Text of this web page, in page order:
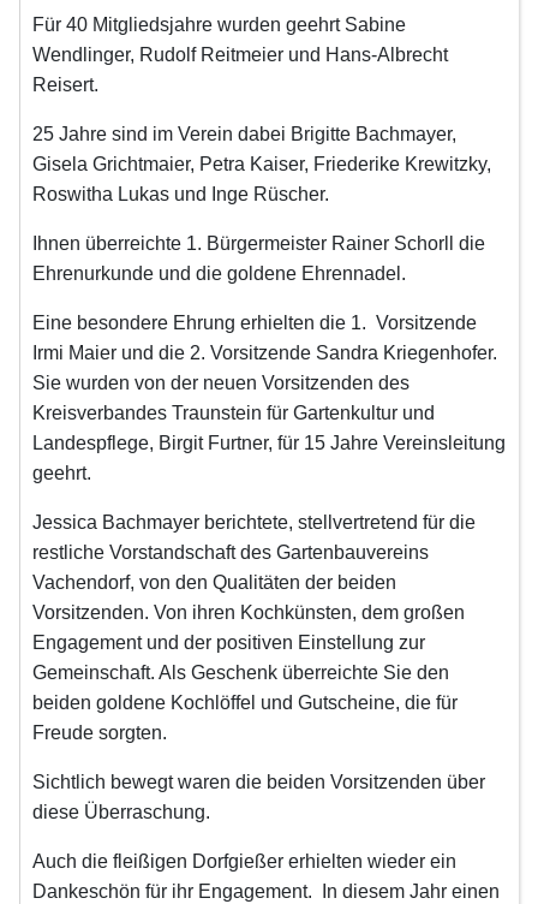
Für 40 Mitgliedsjahre wurden geehrt Sabine
Wendlinger, Rudolf Reitmeier und Hans-Albrecht
Reisert.
25 Jahre sind im Verein dabei Brigitte Bachmayer,
Gisela Grichtmaier, Petra Kaiser, Friederike Krewitzky,
Roswitha Lukas und Inge Rüscher.
Ihnen überreichte 1. Bürgermeister Rainer Schorll die
Ehrenurkunde und die goldene Ehrennadel.
Eine besondere Ehrung erhielten die 1. Vorsitzende
Irmi Maier und die 2. Vorsitzende Sandra Kriegenhofer.
Sie wurden von der neuen Vorsitzenden des
Kreisverbandes Traunstein für Gartenkultur und
Landespflege, Birgit Furtner, für 15 Jahre Vereinsleitung
geehrt.
Jessica Bachmayer berichtete, stellvertretend für die
restliche Vorstandschaft des Gartenbauvereins
Vachendorf, von den Qualitäten der beiden
Vorsitzenden. Von ihren Kochkünsten, dem großen
Engagement und der positiven Einstellung zur
Gemeinschaft. Als Geschenk überreichte Sie den
beiden goldene Kochlöffel und Gutscheine, die für
Freude sorgten.
Sichtlich bewegt waren die beiden Vorsitzenden über
diese Überraschung.
Auch die fleißigen Dorfgießer erhielten wieder ein
Dankeschön für ihr Engagement. In diesem Jahr einen